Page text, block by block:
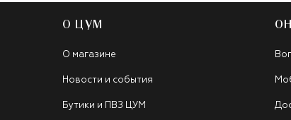
О ЦУМ
О магазине
Новости и события
Бутики и ПВЗ ЦУМ